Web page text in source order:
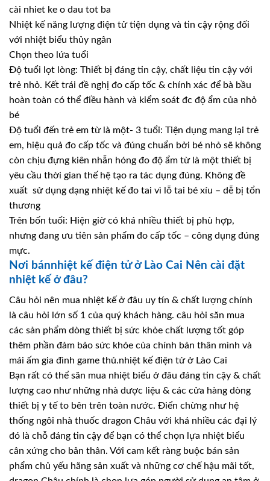
cài nhiet ke o dau tot ba
Nhiệt kế năng lượng điện tử tiện dụng và tin cậy rộng đối
với nhiệt biểu thủy ngân
Chọn theo lứa tuổi
Độ tuổi lọt lòng: Thiết bị đáng tin cậy, chất liệu tin cậy với
trẻ nhỏ. Kết trái đề nghị đo cấp tốc & chính xác để bà bầu
hoàn toàn có thể điều hành và kiểm soát đc độ ẩm của nhỏ
bé
Độ tuổi đến trẻ em từ là một- 3 tuổi: Tiện dụng mang lại trẻ
em, hiệu quả đo cấp tốc và đúng chuẩn bởi bé nhỏ sẽ không
còn chịu đựng kiên nhẫn hóng đo độ ẩm từ là một thiết bị
yêu cầu thời gian thế hệ tạo ra tác dụng đúng. Không đề
xuất sử dụng dạng nhiệt kế đo tai vì lỗ tai bé xíu – dễ bị tổn
thương
Trên bốn tuổi: Hiện giờ có khá nhiều thiết bị phù hợp,
nhưng đang ưu tiên sản phẩm đo cấp tốc – công dụng đúng
mực.
Nơi bánnhiệt kế điện tử ở Lào Cai Nên cài đặt
nhiệt kế ở đâu?
Câu hỏi nên mua nhiệt kế ở đâu uy tín & chất lượng chính
là câu hỏi lớn số 1 của quý khách hàng. câu hỏi săn mua
các sản phẩm dòng thiết bị sức khỏe chất lượng tốt góp
thêm phần đảm bảo sức khỏe của chính bản thân mình và
mái ấm gia đình game thủ.nhiệt kế điện tử ở Lào Cai
Bạn rất có thể săn mua nhiệt biểu ở đâu đáng tin cậy & chất
lượng cao như những nhà dược liệu & các cửa hàng dòng
thiết bị y tế to bên trên toàn nước. Điển chừng như hệ
thống ngôi nhà thuốc dragon Châu với khá nhiều các đại lý
đó là chỗ đáng tin cậy để bạn có thể chọn lựa nhiệt biểu
cân xứng cho bản thân. Với cam kết ràng buộc bán sản
phẩm chủ yếu hãng sản xuất và những cơ chế hậu mãi tốt,